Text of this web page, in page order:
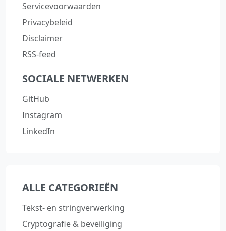
Servicevoorwaarden
Privacybeleid
Disclaimer
RSS-feed
SOCIALE NETWERKEN
GitHub
Instagram
LinkedIn
ALLE CATEGORIEËN
Tekst‑ en stringverwerking
Cryptografie & beveiliging